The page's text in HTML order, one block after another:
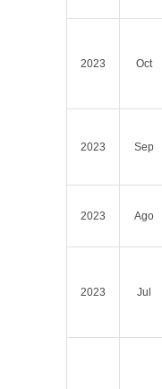
2023 Oct
2023 Sep
2023 Ago
2023 Jul